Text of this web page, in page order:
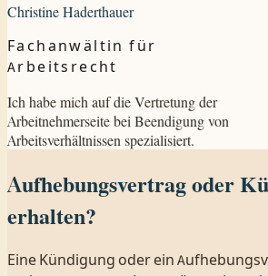
Christine Haderthauer
Fachanwältin für
Arbeitsrecht
Ich habe mich auf die Vertretung der
Arbeitnehmerseite bei Beendigung von
Arbeitsverhältnissen spezialisiert.
Aufhebungsvertrag oder
erhalten?
Eine Kündigung oder ein